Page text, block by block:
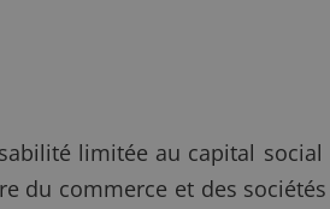
limitée au capital social
du commerce et des